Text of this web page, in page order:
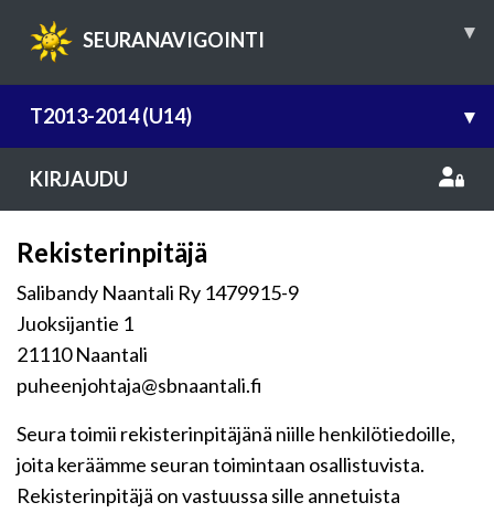
SEURANAVIGOINTI ▾
T2013-2014 (U14) ▾
KIRJAUDU
Rekisterinpitäjä
Salibandy Naantali Ry 1479915-9
Juoksijantie 1
21110 Naantali
puheenjohtaja@sbnaantali.fi
Seura toimii rekisterinpitäjänä niille henkilötiedoille,
joita keräämme seuran toimintaan osallistuvista.
Rekisterinpitäjä on vastuussa sille annetuista